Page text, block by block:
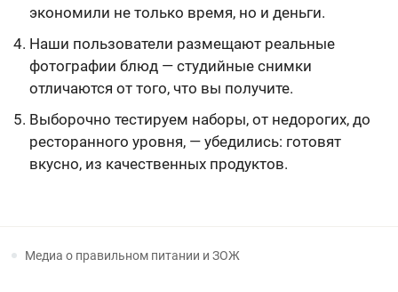
экономили не только время, но и деньги.
Наши пользователи размещают реальные
фотографии блюд — студийные снимки
отличаются от того, что вы получите.
Выборочно тестируем наборы, от недорогих, до
ресторанного уровня, — убедились: готовят
вкусно, из качественных продуктов.
Медиа о правильном питании и ЗОЖ